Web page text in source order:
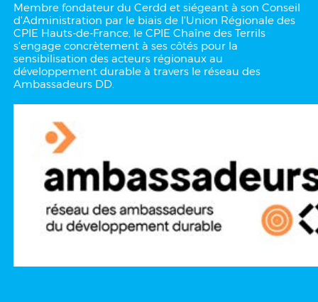
Membre fondateur du Cerdd et siégeant à son Conseil
d'Administration par le biais de l'Union Régionale des
CPIE Hauts-de-France, le CPIE Chaîne des Terrils
s'engage concrètement à ses côtés pour la
sensibilisation des acteurs régionaux au
développement durable à travers le réseau des
Ambassadeurs DD.